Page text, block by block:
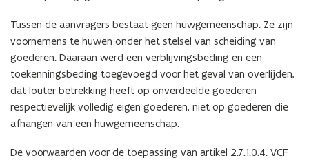
Tussen de aanvragers bestaat geen huwgemeenschap. Ze zijn
voornemens te huwen onder het stelsel van scheiding van
goederen. Daaraan werd een verblijvingsbeding en een
toekenningsbeding toegevoegd voor het geval van overlijden,
dat louter betrekking heeft op onverdeelde goederen
respectievelijk volledig eigen goederen, niet op goederen die
afhangen van een huwgemeenschap.
De voorwaarden voor de toepassing van artikel 2.7.1.0.4. VCF